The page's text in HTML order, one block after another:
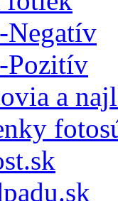
Negatív
Pozitív
a